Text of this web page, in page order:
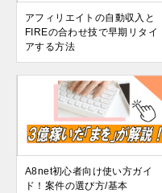
アフィリエイトの自動収入と
FIREの合わせ技で早期リタイ
アする方法
A8net初心者向け使い方ガイ
ド！案件の選び方/基本